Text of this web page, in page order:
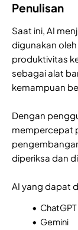
Penulisan
Saat ini, AI
digunakan
produktivitas
sebagai alat
kemampuan
Dengan
mempercepat
diperiksa dan
AI yang dapat
ChatGPT
Gemini